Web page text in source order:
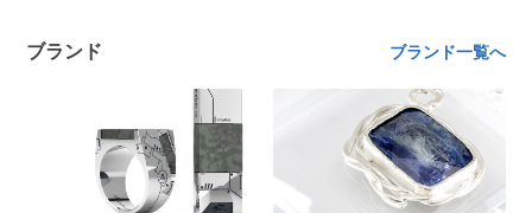
ブランド ブランド一覧へ